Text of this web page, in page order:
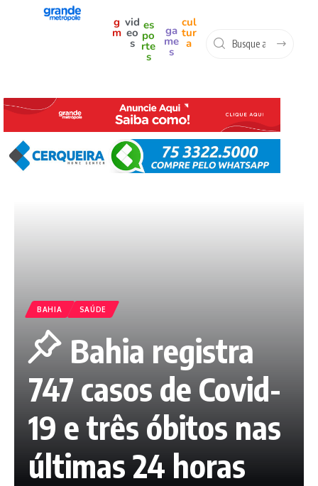
g
m
vid
eo
s
es
po
rte
s
ga
me
s
cul
tur
a
BAHIA SAÚDE
Bahia registra
747 casos de Covid-
19 e três óbitos nas
últimas 24 horas